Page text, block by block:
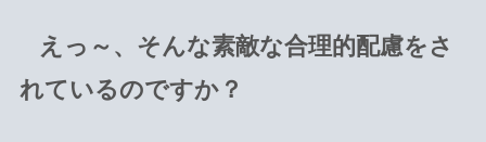
えっ～、そんな素敵な合理的配慮をさ
れているのですか？